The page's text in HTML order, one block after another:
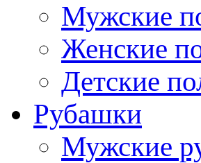
Мужские
Женские
Детские
Рубашки
Мужские